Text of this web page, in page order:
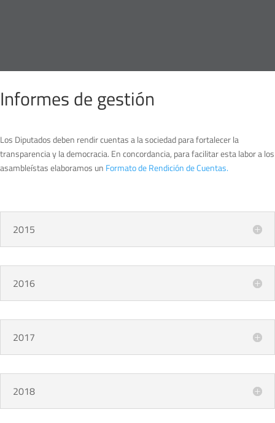
Informes de gestión
Los Diputados deben rendir cuentas a la sociedad para fortalecer la
transparencia y la democracia. En concordancia, para facilitar esta labor a los
asambleístas elaboramos un Formato de Rendición de Cuentas.
2015
2016
2017
2018